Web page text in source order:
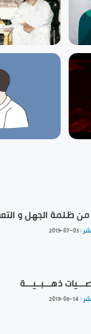
من ظلمة الجهل و
:
2019-07-03
ذهـــبــيـــة
:
2019-06-14